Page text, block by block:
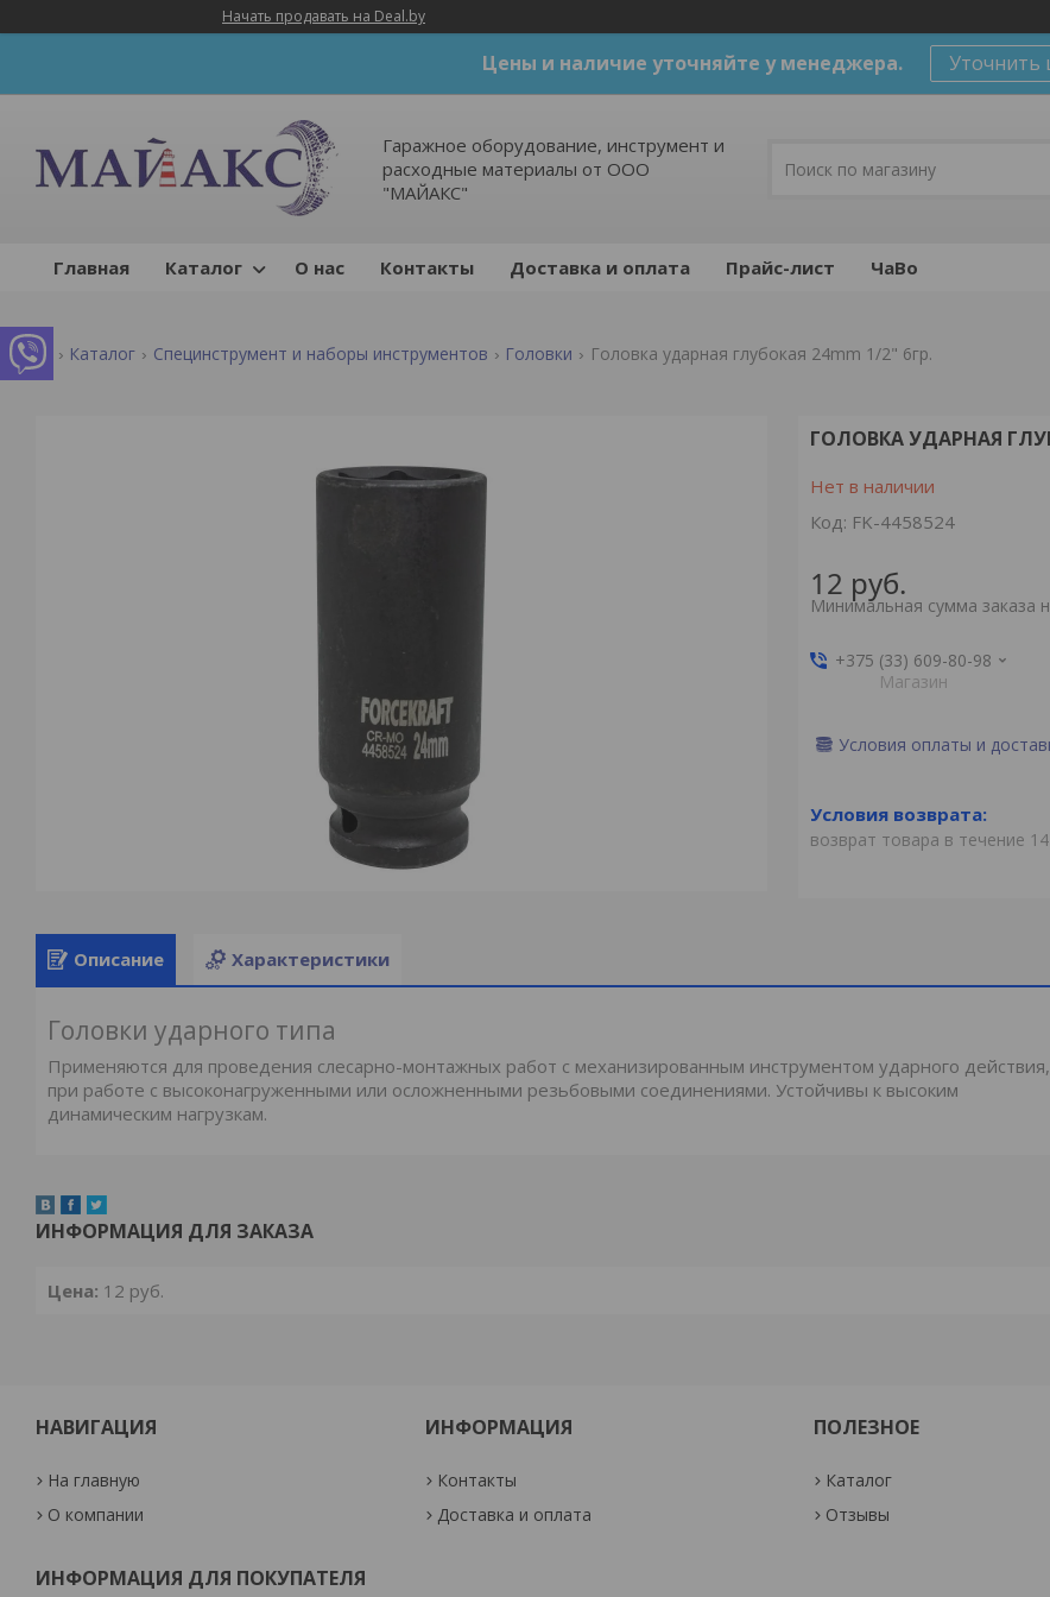
Начать продавать на Deal.by
Цены и наличие уточняйте у менеджера. Уточнить
Гаражное оборудование, инструмент и
расходные материалы от ООО
"МАЙАКС"
Главная Каталог О нас Контакты Доставка и оплата Прайс-лист ЧаВо
Каталог Специнструмент и наборы инструментов Головки Головка ударная глубокая 24mm 1/2" 6гр.
ГОЛОВКА УДАРНАЯ
Нет в наличии
Код: FK-4458524
12 руб.
Минимальная сумма заказа
+375 (33) 609-80-98
Магазин
Условия оплаты и
возврат товара в течение
Описание Характеристики
Головки ударного типа
Применяются для проведения слесарно-монтажных работ с механизированным инструментом ударного действия,
при работе с высоконагруженными или осложненными резьбовыми соединениями. Устойчивы к высоким
динамическим нагрузкам.
ИНФОРМАЦИЯ ДЛЯ ЗАКАЗА
Цена: 12 руб.
НАВИГАЦИЯ
На главную
О компании
ИНФОРМАЦИЯ
Контакты
Доставка и оплата
ПОЛЕЗНОЕ
Каталог
Отзывы
ИНФОРМАЦИЯ ДЛЯ ПОКУПАТЕЛЯ